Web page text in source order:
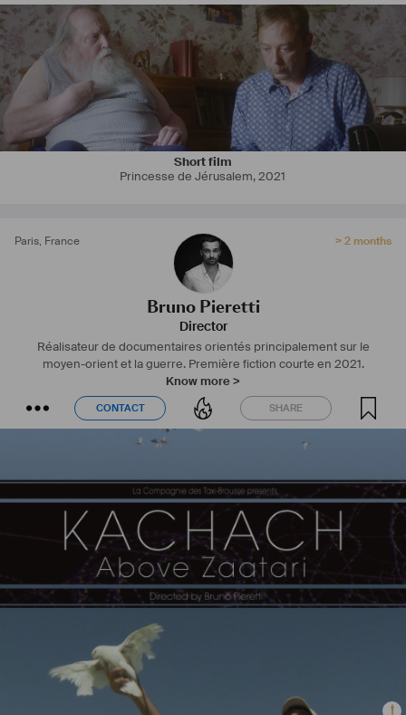
Short film
Princesse de Jérusalem,2021
Paris, France > 2 months
Bruno Pieretti
Director
Réalisateur de documentaires orientés principalement sur le
moyen-orient et la guerre. Première fiction courte en 2021.
Know more >
moyenorient # orient#guerre syrie # refugies# alzheimer #docu
#fiction #shortfilm courtmétrage
CONTACT SHARE
CONTACT SHARE